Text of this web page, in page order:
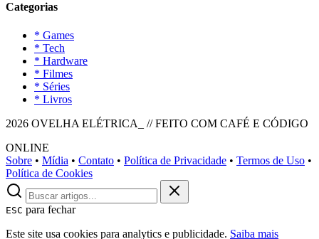
Categorias
* Games
* Tech
* Hardware
* Filmes
* Séries
* Livros
2026 OVELHA ELÉTRICA_ // FEITO COM CAFÉ E CÓDIGO
ONLINE
Sobre • Mídia • Contato • Política de Privacidade • Termos de Uso •
Política de Cookies
ESC para fechar
Este site usa cookies para analytics e publicidade. Saiba mais